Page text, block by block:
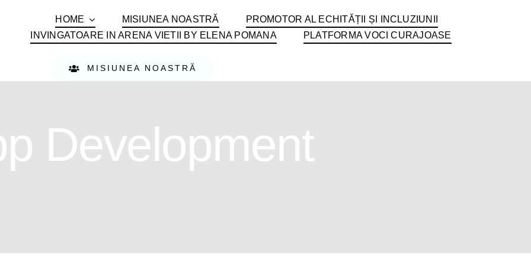
HOME MISIUNEA NOASTRĂ
PROMOTOR AL ECHITĂȚII ȘI INCLUZIUNII
INVINGATOARE IN ARENA VIETII BY ELENA POMANA
PLATFORMA VOCI CURAJOASE
MISIUNEA NOASTRĂ
Development